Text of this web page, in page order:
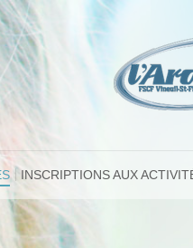
INSCRIPTIONS AUX